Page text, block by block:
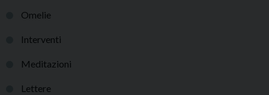
Omelie
Interventi
Meditazioni
Lettere